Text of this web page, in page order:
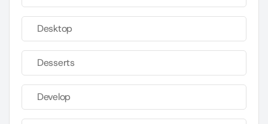
Desktop
Desserts
Develop